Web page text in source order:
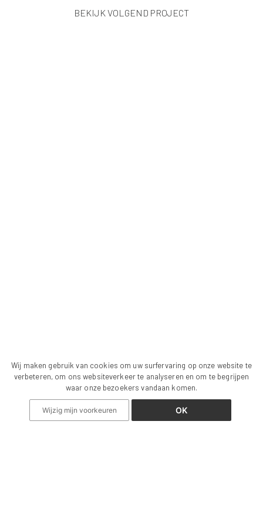
Wij maken gebruik van cookies om uw surfervaring op onze website te
verbeteren, om ons websiteverkeer te analyseren en om te begrijpen
waar onze bezoekers vandaan komen.
OK
Wijzig mijn voorkeuren
BEKIJK VOLGEND PROJECT